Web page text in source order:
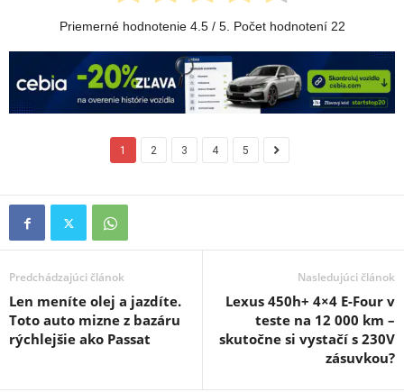
Priemerné hodnotenie 4.5/ 5. Počet hodnotení 22
1 2 3 4 5
Predchádzajúci článok
Len meníte olej a jazdíte.
Toto auto mizne z bazáru
rýchlejšie ako Passat
Nasledujúci článok
Lexus 450h+ 4×4 E-Four v
teste na 12 000 km –
skutočne si vystačí s 230V
zásuvkou?